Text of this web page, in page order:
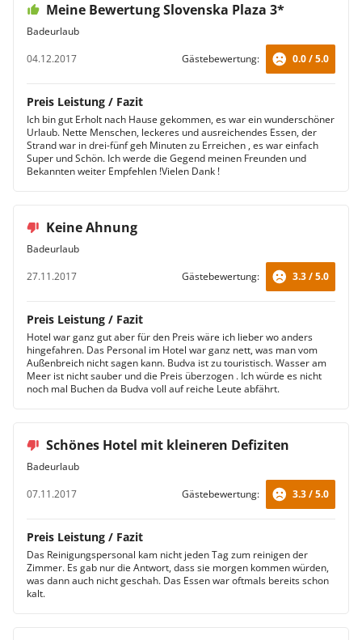
Meine Bewertung Slovenska Plaza 3*
Badeurlaub
04.12.2017
Gästebewertung: 0.0 / 5.0
Preis Leistung / Fazit
Ich bin gut Erholt nach Hause gekommen, es war ein wunderschöner
Urlaub. Nette Menschen, leckeres und ausreichendes Essen, der
Strand war in drei-fünf geh Minuten zu Erreichen , es war einfach
Super und Schön. Ich werde die Gegend meinen Freunden und
Bekannten weiter Empfehlen !Vielen Dank !
Keine Ahnung
Badeurlaub
27.11.2017
Gästebewertung: 3.3 / 5.0
Preis Leistung / Fazit
Hotel war ganz gut aber für den Preis wäre ich lieber wo anders
hingefahren. Das Personal im Hotel war ganz nett, was man vom
Außenbreich nicht sagen kann. Budva ist zu touristisch. Wasser am
Meer ist nicht sauber und die Preis überzogen . Ich würde es nicht
noch mal Buchen da Budva voll auf reiche Leute abfährt.
Schönes Hotel mit kleineren Defiziten
Badeurlaub
07.11.2017
Gästebewertung: 3.3 / 5.0
Preis Leistung / Fazit
Das Reinigungspersonal kam nicht jeden Tag zum reinigen der
Zimmer. Es gab nur die Antwort, dass sie morgen kommen würden,
was dann auch nicht geschah. Das Essen war oftmals bereits schon
kalt.